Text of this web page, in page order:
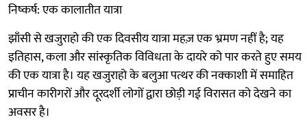
निष्कर्ष: एक कालातीत यात्रा
झाँसी से खजुराहो की एक दिवसीय यात्रा महज़ एक भ्रमण नहीं है; यह
इतिहास, कला और सांस्कृतिक विविधता के दायरे को पार करते हुए समय
की एक यात्रा है। यह खजुराहो के बलुआ पत्थर की नक्काशी में समाहित
प्राचीन कारीगरों और दूरदर्शी लोगों द्वारा छोड़ी गई विरासत को देखने का
अवसर है।